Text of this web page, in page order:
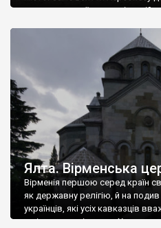
диктувати свої умови
Херсонесі Володимир-язичник,
А потім було Хрещення Русі. На
Ялта. Вірменська
Вірменія першою серед країн
як державну релігію, й на подив
українців, які усіх кавказців
є відданими вірянами Христа